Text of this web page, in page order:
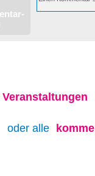
Veranstaltungen
oder alle